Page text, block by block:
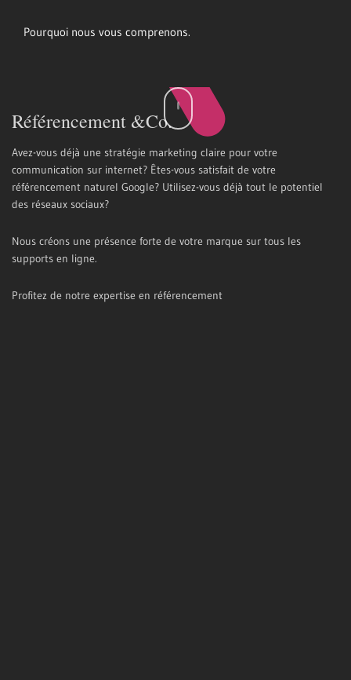
Pourquoi nous vous comprenons.
Référencement &Co.
Avez-vous déjà une stratégie marketing claire pour votre
communication sur internet? Êtes-vous satisfait de votre
référencement naturel Google? Utilisez-vous déjà tout le potentiel
des réseaux sociaux?
Nous créons une présence forte de votre marque sur tous les
supports en ligne.
Profitez de notre expertise en référencement